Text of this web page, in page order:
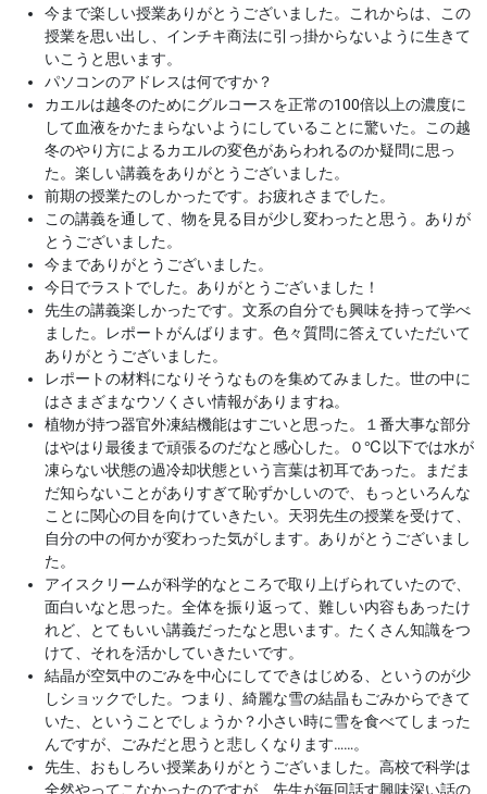
今まで楽しい授業ありがとうございました。これからは、この
授業を思い出し、インチキ商法に引っ掛からないように生きて
いこうと思います。
パソコンのアドレスは何ですか？
カエルは越冬のためにグルコースを正常の100倍以上の濃度に
して血液をかたまらないようにしていることに驚いた。この越
冬のやり方によるカエルの変色があらわれるのか疑問に思っ
た。楽しい講義をありがとうございました。
前期の授業たのしかったです。お疲れさまでした。
この講義を通して、物を見る目が少し変わったと思う。ありが
とうございました。
今までありがとうございました。
今日でラストでした。ありがとうございました！
先生の講義楽しかったです。文系の自分でも興味を持って学べ
ました。レポートがんばります。色々質問に答えていただいて
ありがとうございました。
レポートの材料になりそうなものを集めてみました。世の中に
はさまざまなウソくさい情報がありますね。
植物が持つ器官外凍結機能はすごいと思った。１番大事な部分
はやはり最後まで頑張るのだなと感心した。０℃以下では水が
凍らない状態の過冷却状態という言葉は初耳であった。まだま
だ知らないことがありすぎて恥ずかしいので、もっといろんな
ことに関心の目を向けていきたい。天羽先生の授業を受けて、
自分の中の何かが変わった気がします。ありがとうございまし
た。
アイスクリームが科学的なところで取り上げられていたので、
面白いなと思った。全体を振り返って、難しい内容もあったけ
れど、とてもいい講義だったなと思います。たくさん知識をつ
けて、それを活かしていきたいです。
結晶が空気中のごみを中心にしてできはじめる、というのが少
しショックでした。つまり、綺麗な雪の結晶もごみからできて
いた、ということでしょうか？小さい時に雪を食べてしまった
んですが、ごみだと思うと悲しくなります……。
先生、おもしろい授業ありがとうございました。高校で科学は
全然やってこなかったのですが、先生が毎回話す興味深い話の